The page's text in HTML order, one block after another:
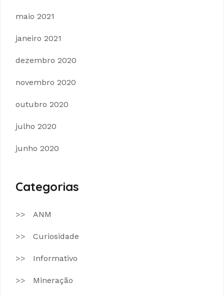
maio 2021
janeiro 2021
dezembro 2020
novembro 2020
outubro 2020
julho 2020
junho 2020
Categorias
ANM
Curiosidade
Informativo
Mineração